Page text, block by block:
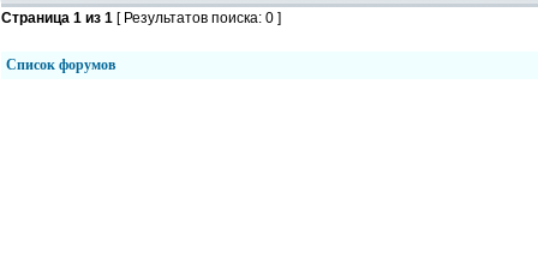
Страница 1 из 1 [ Результатов поиска: 0 ]
Список форумов